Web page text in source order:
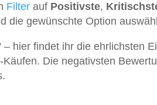
Filter auf Positivste,
die gewünschte Option
hier findet ihr die ehrlichsten
Die negativsten